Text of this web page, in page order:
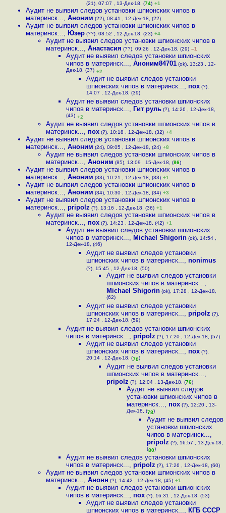
(21), 07:07 , 13-Дек-18, (74) +1
Аудит не выявил следов установки шпионских чипов в
материнск..., Аноним (22), 08:41 , 12-Дек-18, (22)
Аудит не выявил следов установки шпионских чипов в
материнск..., Юзер (??), 08:52 , 12-Дек-18, (23) +4
Аудит не выявил следов установки шпионских чипов в
материнск..., Анастасия (??), 09:26 , 12-Дек-18, (29) –1
Аудит не выявил следов установки шпионских
чипов в материнск..., Аноним84701 (ok), 13:23 , 12-
Дек-18, (37) +2
Аудит не выявил следов установки
шпионских чипов в материнск..., пох (?),
14:07 , 12-Дек-18, (39)
Аудит не выявил следов установки шпионских
чипов в материнск..., Гит руль (?), 14:26 , 12-Дек-18,
(43) +2
Аудит не выявил следов установки шпионских чипов в
материнск..., пох (?), 10:18 , 12-Дек-18, (32) +4
Аудит не выявил следов установки шпионских чипов в
материнск..., Аноним (24), 09:05 , 12-Дек-18, (24) +8
Аудит не выявил следов установки шпионских чипов в
материнск..., Аноним (85), 13:09 , 15-Дек-18, (86)
Аудит не выявил следов установки шпионских чипов в
материнск..., Аноним (33), 10:21 , 12-Дек-18, (33) +1
Аудит не выявил следов установки шпионских чипов в
материнск..., Аноним (34), 10:30 , 12-Дек-18, (34) +3
Аудит не выявил следов установки шпионских чипов в
материнск..., pripolz (?), 13:16 , 12-Дек-18, (36) +1
Аудит не выявил следов установки шпионских чипов в
материнск..., пох (?), 14:23 , 12-Дек-18, (42) +1
Аудит не выявил следов установки шпионских
чипов в материнск..., Michael Shigorin (ok), 14:54 ,
12-Дек-18, (46)
Аудит не выявил следов установки
шпионских чипов в материнск..., nonimus
(?), 15:45 , 12-Дек-18, (50)
Аудит не выявил следов установки
шпионских чипов в материнск...,
Michael Shigorin (ok), 17:28 , 12-Дек-18,
(62)
Аудит не выявил следов установки
шпионских чипов в материнск..., pripolz (?),
17:24 , 12-Дек-18, (59)
Аудит не выявил следов установки шпионских
чипов в материнск..., pripolz (?), 17:20 , 12-Дек-18, (57)
Аудит не выявил следов установки
шпионских чипов в материнск..., пох (?),
20:14 , 12-Дек-18, (70)
Аудит не выявил следов установки
шпионских чипов в материнск...,
pripolz (?), 12:04 , 13-Дек-18, (76)
Аудит не выявил следов
установки шпионских чипов в
материнск..., пох (?), 12:20 , 13-
Дек-18, (78)
Аудит не выявил следов
установки шпионских
чипов в материнск...,
pripolz (?), 16:57 , 13-Дек-18,
(80)
Аудит не выявил следов установки шпионских
чипов в материнск..., pripolz (?), 17:26 , 12-Дек-18, (60)
Аудит не выявил следов установки шпионских чипов в
материнск..., Анонн (?), 14:42 , 12-Дек-18, (45) +1
Аудит не выявил следов установки шпионских
чипов в материнск..., пох (?), 16:31 , 12-Дек-18, (53)
Аудит не выявил следов установки
шпионских чипов в материнск..., КГБ СССР